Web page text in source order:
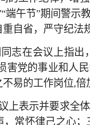
端午节”期间警
自省，严守纪法
志在会议 上指出
害党的事业和人
易的工作岗位,倍
上表示并要求全
常怀律己之心；